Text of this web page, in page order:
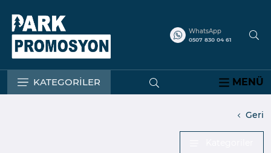
WhatsApp
0507 830 04 61
KATEGORİLER MENÜ
Geri